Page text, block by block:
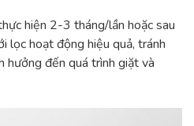
hiện 2-3 tháng/lần hoặc sau
lọc hoạt động hiệu quả, tránh
hưởng đến quá trình giặt và